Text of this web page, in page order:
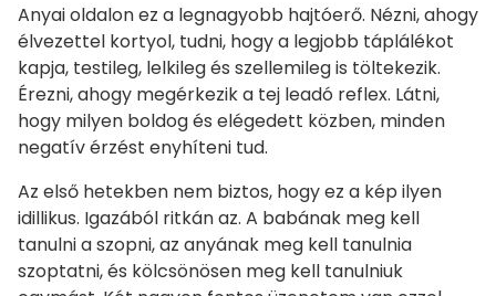
Anyai oldalon ez a legnagyobb hajtóerő. Nézni, ahogy
élvezettel kortyol, tudni, hogy a legjobb táplálékot
kapja, testileg, lelkileg és szellemileg is töltekezik.
Érezni, ahogy megérkezik a tej leadó reflex. Látni,
hogy milyen boldog és elégedett közben, minden
negatív érzést enyhíteni tud.
Az első hetekben nem biztos, hogy ez a kép ilyen
idillikus. Igazából ritkán az. A babának meg kell
tanulni a szopni, az anyának meg kell tanulnia
szoptatni, és kölcsönösen meg kell tanulniuk